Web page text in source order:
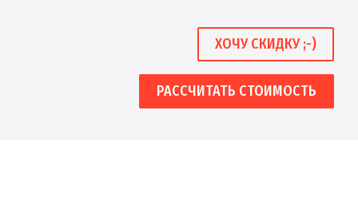
ХОЧУ СКИДКУ ;-)
РАССЧИТАТЬ СТОИМОСТЬ